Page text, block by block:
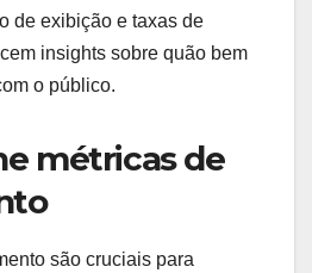
de exibição e taxas de
insights sobre quão bem
o público.
métricas de
são cruciais para